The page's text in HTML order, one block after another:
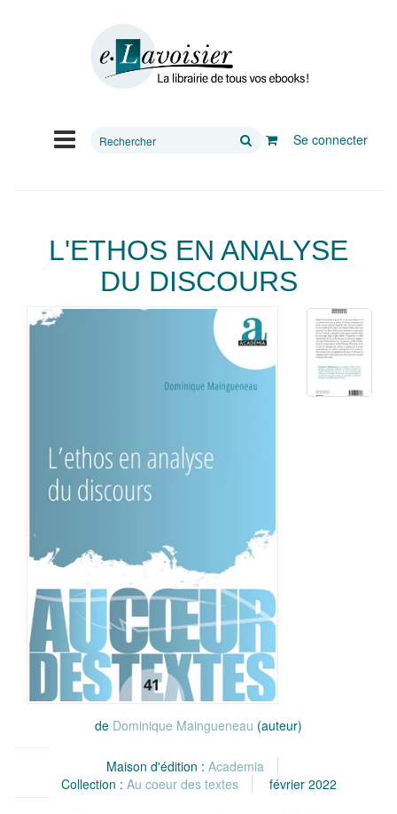
Rechercher
Se connecter
L'ETHOS EN ANALYSE
DU DISCOURS
de Dominique Maingueneau (auteur)
Maison d'édition : Academia
Collection : Au coeur des textes février 2022